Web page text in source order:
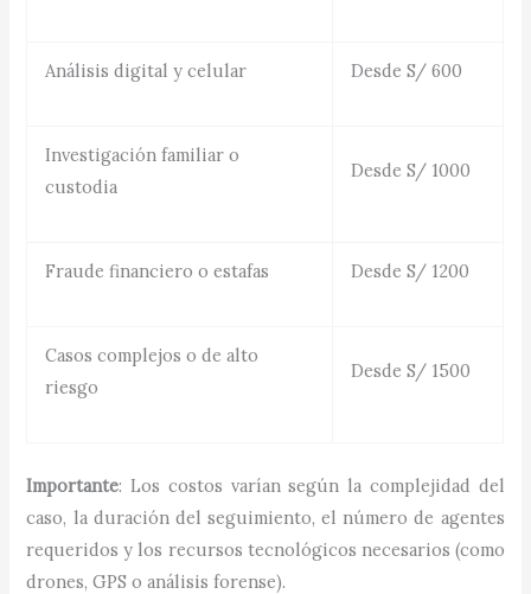
Análisis digital y celular Desde S/ 600
Investigación familiar o
custodia
Desde S/ 1000
Fraude financiero o estafas Desde S/ 1200
Casos complejos o de alto
riesgo
Desde S/ 1500
Importante: Los costos varían según la complejidad del
caso, la duración del seguimiento, el número de agentes
requeridos y los recursos tecnológicos necesarios (como
drones, GPS o análisis forense).